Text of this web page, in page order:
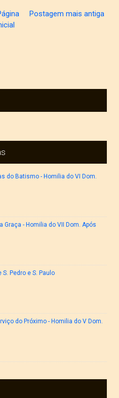
Postagem mais antiga
do Batismo - Homilia do VI Dom.
Graça - Homilia do VII Dom. Após
Pedro e S. Paulo
do Próximo - Homilia do V Dom.